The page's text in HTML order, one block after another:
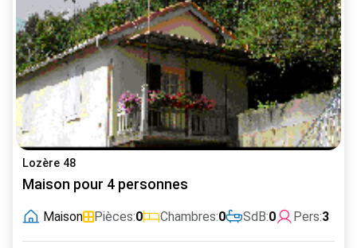
Lozère 48
Maison pour 4 personnes
Maison Pièces:0 Chambres:0 SdB:0 Pers:3